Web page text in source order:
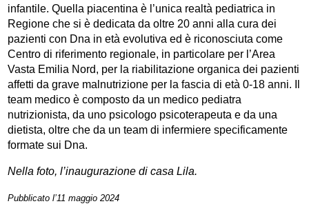
infantile. Quella piacentina è l’unica realtà pediatrica in
Regione che si è dedicata da oltre 20 anni alla cura dei
pazienti con Dna in età evolutiva ed è riconosciuta come
Centro di riferimento regionale, in particolare per l’Area
Vasta Emilia Nord, per la riabilitazione organica dei pazienti
affetti da grave malnutrizione per la fascia di età 0-18 anni. Il
team medico è composto da un medico pediatra
nutrizionista, da uno psicologo psicoterapeuta e da una
dietista, oltre che da un team di infermiere specificamente
formate sui Dna.
Nella foto, l’inaugurazione di casa Lila.
Pubblicato l’11 maggio 2024